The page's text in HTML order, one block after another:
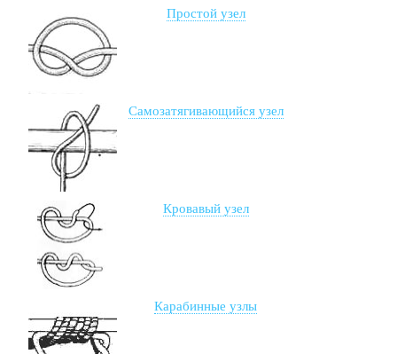
Простой узел
Самозатягивающийся узел
Кровавый узел
Карабинные узлы